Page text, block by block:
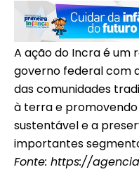
A ação do Incra é um
governo federal com
das comunidades
à terra e
sustentável e a
importantes
Fonte: https://